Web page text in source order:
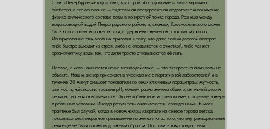
Санкт-Петербурге методологию, в которой оборудование — лишь вершина
айсберга, а его основание — тщательная предпроектная подготовка и понимание
физико-химического состава воды в конкретной точке города. Разница между
водопроводной водой Петроградского района и, скажем, Красносельского может
быть колоссальной по жёсткости, содержанию железа и остаточному хлору.
Игнорирование этих вводных приводит к тому, что даже самый дорогой аппарат
либо быстро выходит из строя, либо не справляется с очисткой, либо меняет
органолептику воды так, что дети просто отказываются её пить.
Первое, с чего начинается наше взаимодействие, — это экспресс-анализ воды на
объекте. Наш инженер приезжает в учреждение с портативной лабораторией и в
течение 20 минут снимает показатели по семи ключевым параметрам: мутность,
цветность, жёсткость, уровень pH, концентрация железа общего, активный хлор и
перманганатная окисляемость. Это не кабинетное исследование, а полевые замеры
в реальных условиях. Иногда результаты оказываются неожиданными. В моей
практике был случай, когда в новом жилом квартале на севере города детсад
показывал десятикратное превышение по железу из-за того, что внутриквартальные
сети ещё не были промыты должным образом. Поставить там стандартный